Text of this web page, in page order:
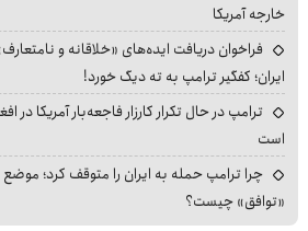
خارجه آمریکا
فراخوان دریافت ایده‌های «خلاقانه و
ایران؛ کفگیر ترامپ به ته دیگ خورد!
ترامپ در حال تکرار کارزار فاجعه‌بار آمریکا در
است
چرا ترامپ حمله به ایران را متوقف کرد؛ موضع
«توافق» چیست؟